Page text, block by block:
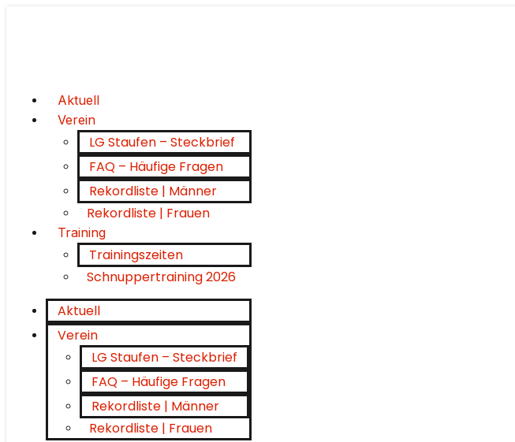
Aktuell
Verein
LG Staufen – Steckbrief
FAQ – Häufige Fragen
Rekordliste | Männer
Rekordliste | Frauen
Training
Trainingszeiten
Schnuppertraining 2026
Aktuell
Verein
LG Staufen – Steckbrief
FAQ – Häufige Fragen
Rekordliste | Männer
Rekordliste | Frauen